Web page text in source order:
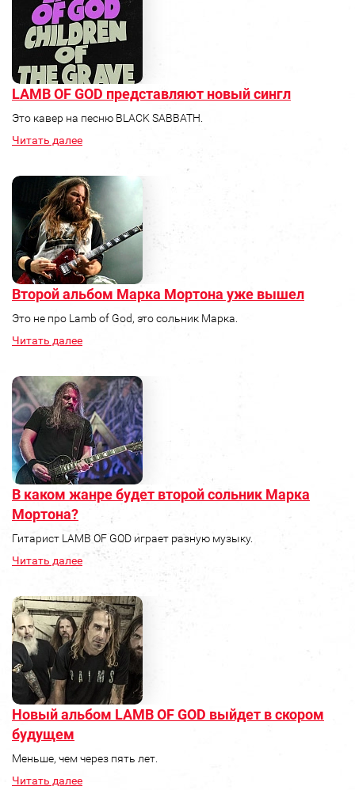
LAMB OF GOD представляют новый сингл
Это кавер на песню BLACK SABBATH.
Читать далее
Второй альбом Марка Мортона уже вышел
Это не про Lamb of God, это сольник Марка.
Читать далее
В каком жанре будет второй сольник Марка
Мортона?
Гитарист LAMB OF GOD играет разную музыку.
Читать далее
Новый альбом LAMB OF GOD выйдет в скором
будущем
Меньше, чем через пять лет.
Читать далее